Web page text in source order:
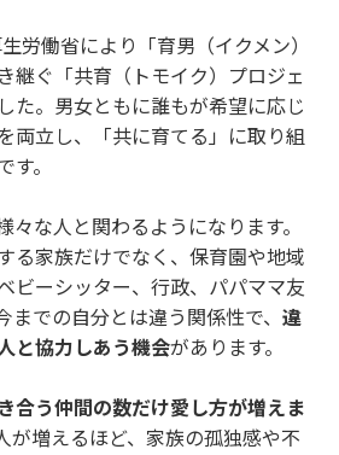
労働省により「育男（イクメン）
継ぐ「共育（トモイク）プロジェ
た。男女ともに誰もが希望に応じ
両立し、「共に育てる」に取り組
。
々な人と関わるようになります。
る家族だけでなく、保育園や地域
ビーシッター、行政、パパママ友
での自分とは違う関係性で、 違
と協力しあう機会があります。
合う仲間の数だけ愛し方が増えま
が増えるほど、家族の孤独感や不